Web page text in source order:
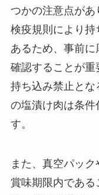
つかの注意点が
検疫規則により
あるため、事前
確認することが
持ち込み禁止と
の塩漬け肉は条件
す。
また、真空パック
賞味期限内であ